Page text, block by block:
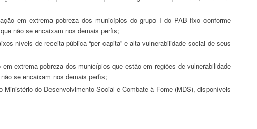
não se encaixam nos demais perfis;
se encaixam nos demais perfis;